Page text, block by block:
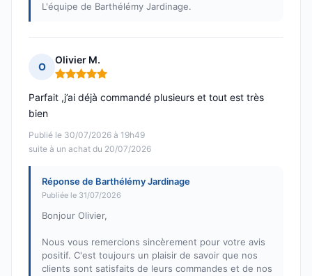
L'équipe de Barthélémy Jardinage.
O
Olivier M.
Note : 5 sur 5
Publié le 30/07/2026 à 19h49
suite à un achat du 20/07/2026
Parfait ,j’ai déjà commandé plusieurs et tout est très
bien
Réponse de Barthélémy Jardinage
Publiée le 31/07/2026
Bonjour Olivier,
Nous vous remercions sincèrement pour votre avis
positif. C'est toujours un plaisir de savoir que nos
clients sont satisfaits de leurs commandes et de nos